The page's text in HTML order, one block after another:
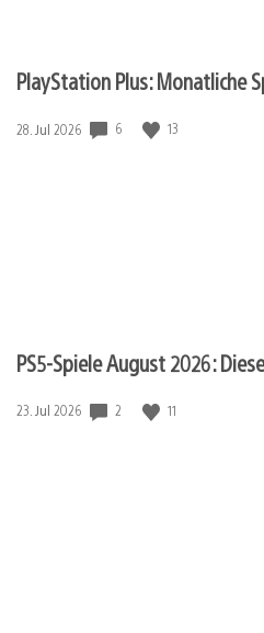
PlayStation Plus: Monatliche
Veröffentlichungsdatum:
28. Jul 2026 6 13
PS5-Spiele August 2026:
Veröffentlichungsdatum:
23. Jul 2026 2 11